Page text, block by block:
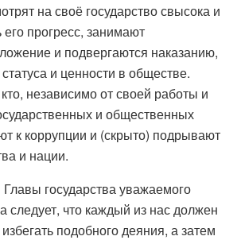
на своё государство свысока и
прогресс, занимают
и подвергаются наказанию,
и ценности в обществе.
независимо от своей работы и
и общественных
к коррупции и (скрыто) подрывают
и нации.
государства уважаемого
что каждый из нас должен
подобного деяния, а затем